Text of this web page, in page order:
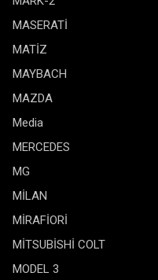
MASERATİ
MATİZ
MAYBACH
MAZDA
Media
MERCEDES
MG
MİLAN
MİRAFİORİ
MİTSUBİSHİ COLT
MODEL 3